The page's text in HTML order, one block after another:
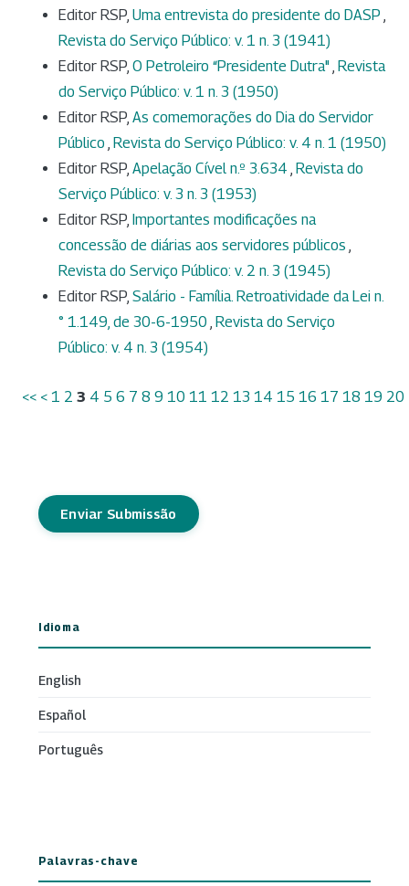
Editor RSP, Uma entrevista do presidente do DASP ,
Revista do Serviço Público: v. 1 n. 3 (1941)
Editor RSP, O Petroleiro “Presidente Dutra" , Revista
do Serviço Público: v. 1 n. 3 (1950)
Editor RSP, As comemorações do Dia do Servidor
Público , Revista do Serviço Público: v. 4 n. 1 (1950)
Editor RSP, Apelação Cível n.º 3.634 , Revista do
Serviço Público: v. 3 n. 3 (1953)
Editor RSP, Importantes modificações na
concessão de diárias aos servidores públicos ,
Revista do Serviço Público: v. 2 n. 3 (1945)
Editor RSP, Salário - Família. Retroatividade da Lei n.
° 1.149, de 30-6-1950 , Revista do Serviço
Público: v. 4 n. 3 (1954)
<< < 1 2 3 4 5 6 7 8 9 10 11 12 13 14 15 16 17 18 19 20
Enviar Submissão
Idioma
English
Español
Português
Palavras-chave